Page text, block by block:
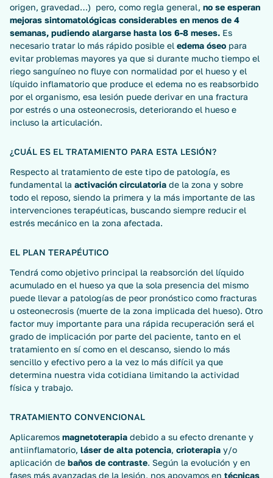
origen, gravedad…) pero, como regla general, no se esperan
mejoras sintomatológicas considerables en menos de 4
semanas, pudiendo alargarse hasta los 6-8 meses. Es
necesario tratar lo más rápido posible el edema óseo para
evitar problemas mayores ya que si durante mucho tiempo el
riego sanguíneo no fluye con normalidad por el hueso y el
líquido inflamatorio que produce el edema no es reabsorbido
por el organismo, esa lesión puede derivar en una fractura
por estrés o una osteonecrosis, deteriorando el hueso e
incluso la articulación.
¿CUÁL ES EL TRATAMIENTO PARA ESTA LESIÓN?
Respecto al tratamiento de este tipo de patología, es
fundamental la activación circulatoria de la zona y sobre
todo el reposo, siendo la primera y la más importante de las
intervenciones terapéuticas, buscando siempre reducir el
estrés mecánico en la zona afectada.
EL PLAN TERAPÉUTICO
Tendrá como objetivo principal la reabsorción del líquido
acumulado en el hueso ya que la sola presencia del mismo
puede llevar a patologías de peor pronóstico como fracturas
u osteonecrosis (muerte de la zona implicada del hueso). Otro
factor muy importante para una rápida recuperación será el
grado de implicación por parte del paciente, tanto en el
tratamiento en sí como en el descanso, siendo lo más
sencillo y efectivo pero a la vez lo más difícil ya que
determina nuestra vida cotidiana limitando la actividad
física y trabajo.
TRATAMIENTO CONVENCIONAL
Aplicaremos magnetoterapia debido a su efecto drenante y
antiinflamatorio, láser de alta potencia, crioterapia y/o
aplicación de baños de contraste. Según la evolución y en
fases más avanzadas de la lesión, nos apoyamos en técnicas